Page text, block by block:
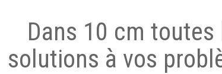
Dans 10 cm toutes
solutions à vos